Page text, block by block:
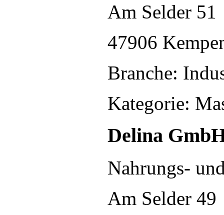
Am Selder 51
47906
Branche:
Kategorie:
Delina
Nahrungs-
Am Selder 49